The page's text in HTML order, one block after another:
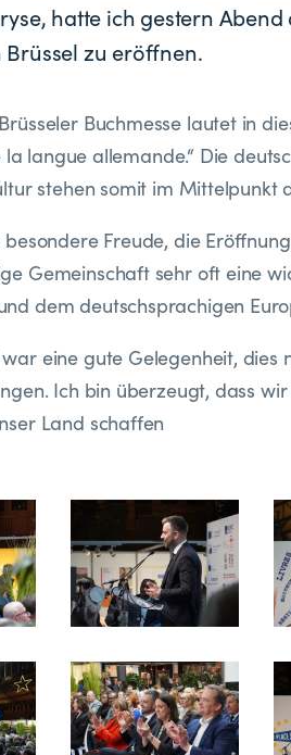
hatte ich gestern
Brüssel zu eröffnen.
Buchmesse lautet in
langue allemande.“ Die
stehen somit im Mittelpunkt
Freude, die
Gemeinschaft sehr oft eine
dem deutschsprachigen
eine gute Gelegenheit,
Ich bin überzeugt, dass
Land schaffen